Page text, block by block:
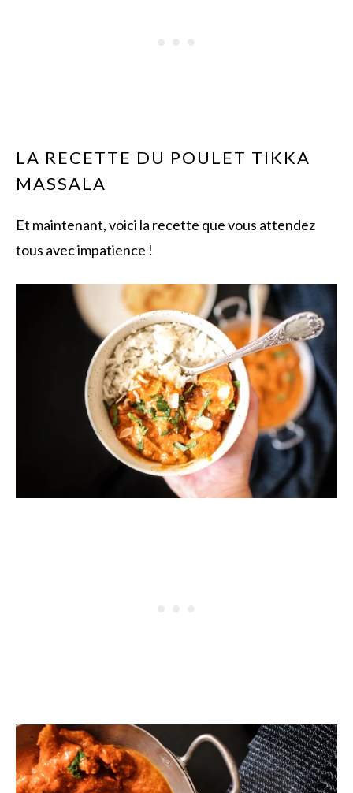
LA RECETTE DU POULET TIKKA
MASSALA
Et maintenant, voici la recette que vous attendez
tous avec impatience !